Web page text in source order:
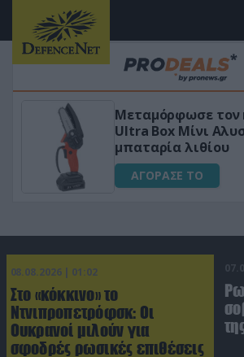
«Μαγική»
για αύξηση της
ΑΓΟΡΑΣΕ ΤΟ
08.08.2026 | 01:02
Στο «κόκκινο» το
Ντνιπροπετρόφσκ: Οι
Ουκρανοί μιλούν για
σφοδρές ρωσικές επιθέσεις